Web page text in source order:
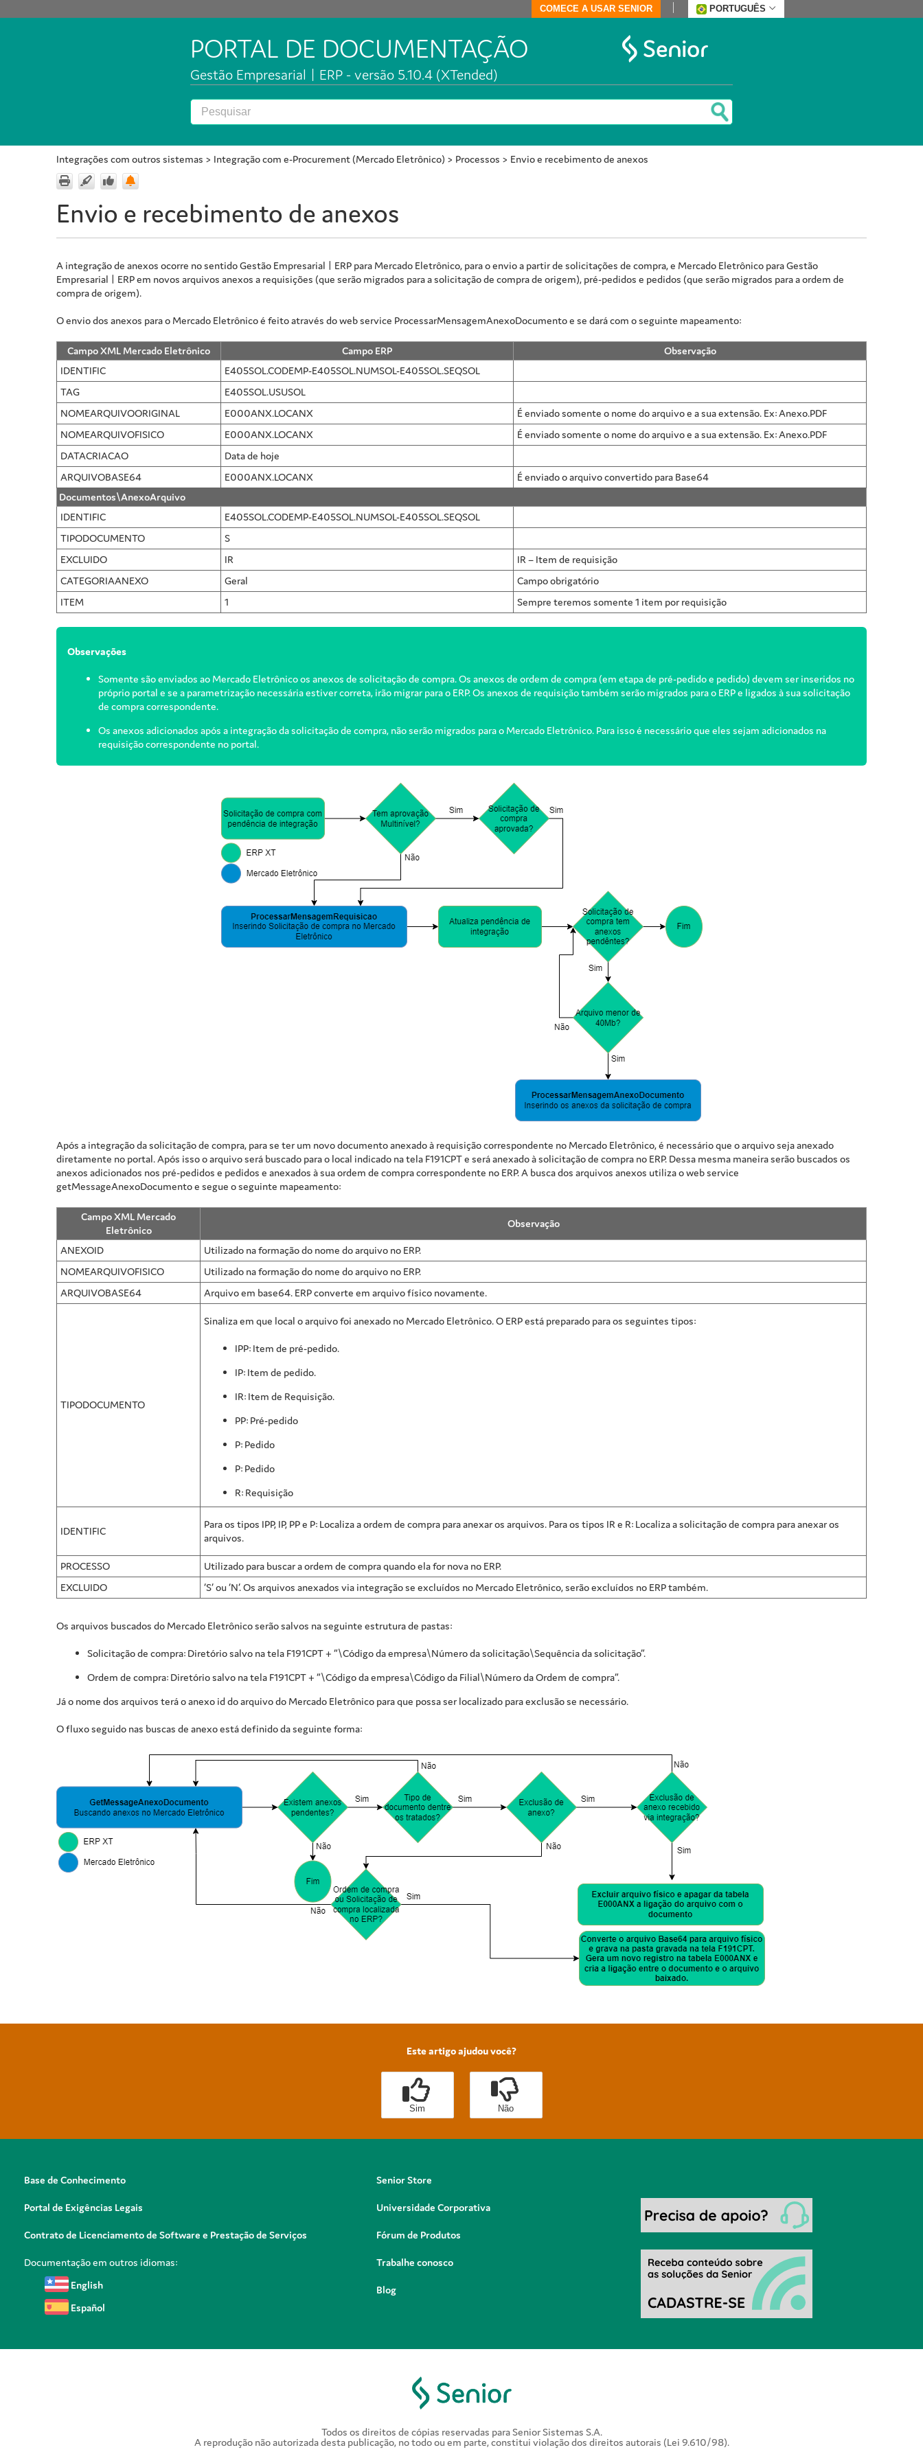
COMECE A USAR SENIOR PORTUGUÊS
PORTAL DE DOCUMENTAÇÃO
Gestão Empresarial | ERP - versão 5.10.4 (XTended)
Integrações com outros sistemas > Integração com e-Procurement (Mercado Eletrônico) > Processos > Envio e recebimento de anexos
Envio e recebimento de anexos
A integração de anexos ocorre no sentidoGestão Empresarial | ERP para Mercado Eletrônico, para o envio a partir de solicitações de compra, e Mercado Eletrônico paraGestão
Empresarial | ERPem novos arquivos anexos a requisições (que serão migrados para a solicitação de compra de origem), pré-pedidos e pedidos (que serão migrados para a ordem de
compra de origem).
O envio dos anexos para o Mercado Eletrônico é feito através do web service ProcessarMensagemAnexoDocumento e se dará com o seguinte mapeamento:
Campo XML Mercado Eletrônico Campo ERP
Observação
IDENTIFIC
E405SOL.CODEMP-E405SOL.NUMSOL-E405SOL.SEQSOL
TAG
E405SOL.USUSOL
NOMEARQUIVOORIGINAL
E000ANX.LOCANX
É enviado somente o nome do arquivo e a sua extensão. Ex: Anexo.PDF
NOMEARQUIVOFISICO
E000ANX.LOCANX
É enviado somente o nome do arquivo e a sua extensão. Ex: Anexo.PDF
DATACRIACAO
Data de hoje
ARQUIVOBASE64
E000ANX.LOCANX
É enviado o arquivo convertido para Base64
Documentos\AnexoArquivo
IDENTIFIC
E405SOL.CODEMP-E405SOL.NUMSOL-E405SOL.SEQSOL
TIPODOCUMENTO
S
EXCLUIDO
IR
IR – Item de requisição
CATEGORIAANEXO
Geral
Campo obrigatório
ITEM
1 Sempre teremos somente 1 item por requisição
Observações
Somente são enviados ao Mercado Eletrônico os anexos de solicitação de compra. Os anexos de ordem de compra (em etapa de pré-pedido e pedido) devem ser inseridos no
próprio portal e se a parametrização necessária estiver correta, irão migrar para o ERP. Os anexos de requisição também serão migrados para o ERP e ligados à sua solicitação
de compra correspondente.
Os anexos adicionados após a integração da solicitação de compra, não serão migrados para o Mercado Eletrônico. Para isso é necessário que eles sejam adicionados na
requisição correspondente no portal.
Após a integração da solicitação de compra, para se ter um novo documento anexado à requisição correspondente no Mercado Eletrônico, é necessário que o arquivo seja anexado
diretamente no portal. Após isso o arquivo será buscado para o local indicado na tela F191CPT e será anexado à solicitação de compra no ERP. Dessa mesma maneira serão buscados os
anexos adicionados nos pré-pedidos e pedidos e anexados à sua ordem de compra correspondente no ERP. A busca dos arquivos anexos utiliza o web service
getMessageAnexoDocumento e segue o seguinte mapeamento:
Campo XML Mercado
Eletrônico
Observação
ANEXOID
Utilizado na formação do nome do arquivo no ERP.
NOMEARQUIVOFISICO
Utilizado na formação do nome do arquivo no ERP.
ARQUIVOBASE64
Arquivo em base64. ERP converte em arquivo físico novamente.
TIPODOCUMENTO
Sinaliza em que local o arquivo foi anexado no Mercado Eletrônico. O ERP está preparado para os seguintes tipos:
IPP: Item de pré-pedido.
IP: Item de pedido.
IR: Item de Requisição.
PP: Pré-pedido
P: Pedido
P: Pedido
R: Requisição
IDENTIFIC
Para os tipos IPP, IP, PP e P: Localiza a ordem de compra para anexar os arquivos. Para os tipos IR e R: Localiza a solicitação de compra para anexar os
arquivos.
PROCESSO
Utilizado para buscar a ordem de compra quando ela for nova no ERP.
EXCLUIDO
‘S’ ou ‘N’. Os arquivos anexados via integração se excluídos no Mercado Eletrônico, serão excluídos no ERP também.
Os arquivos buscados do Mercado Eletrônico serão salvos na seguinte estrutura de pastas:
Solicitação de compra: Diretório salvo na tela F191CPT + “\Código da empresa\Número da solicitação\Sequência da solicitação”.
Ordem de compra: Diretório salvo na tela F191CPT + “\Código da empresa\Código da Filial\Número da Ordem de compra”.
Já o nome dos arquivos terá o anexo id do arquivo do Mercado Eletrônico para que possa ser localizado para exclusão se necessário.
O fluxo seguido nas buscas de anexo está definido da seguinte forma:
Este artigo ajudou você?
Sim Não
Base de Conhecimento
Portal de Exigências Legais
Contrato de Licenciamento de Software e Prestação de Serviços
Documentação em outros idiomas:
English
Español
Senior Store
Universidade Corporativa
Fórum de Produtos
Trabalhe conosco
Blog
Todos os direitos de cópias reservadas para Senior Sistemas S.A.
A reprodução não autorizada desta publicação, no todo ou em parte, constitui violação dos direitos autorais (Lei 9.610/98).